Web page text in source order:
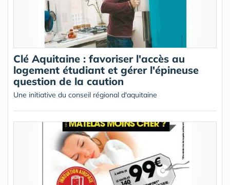
Clé Aquitaine : favoriser l'accès au
logement étudiant et gérer l'épineuse
question de la caution
Une initiative du conseil régional d'aquitaine